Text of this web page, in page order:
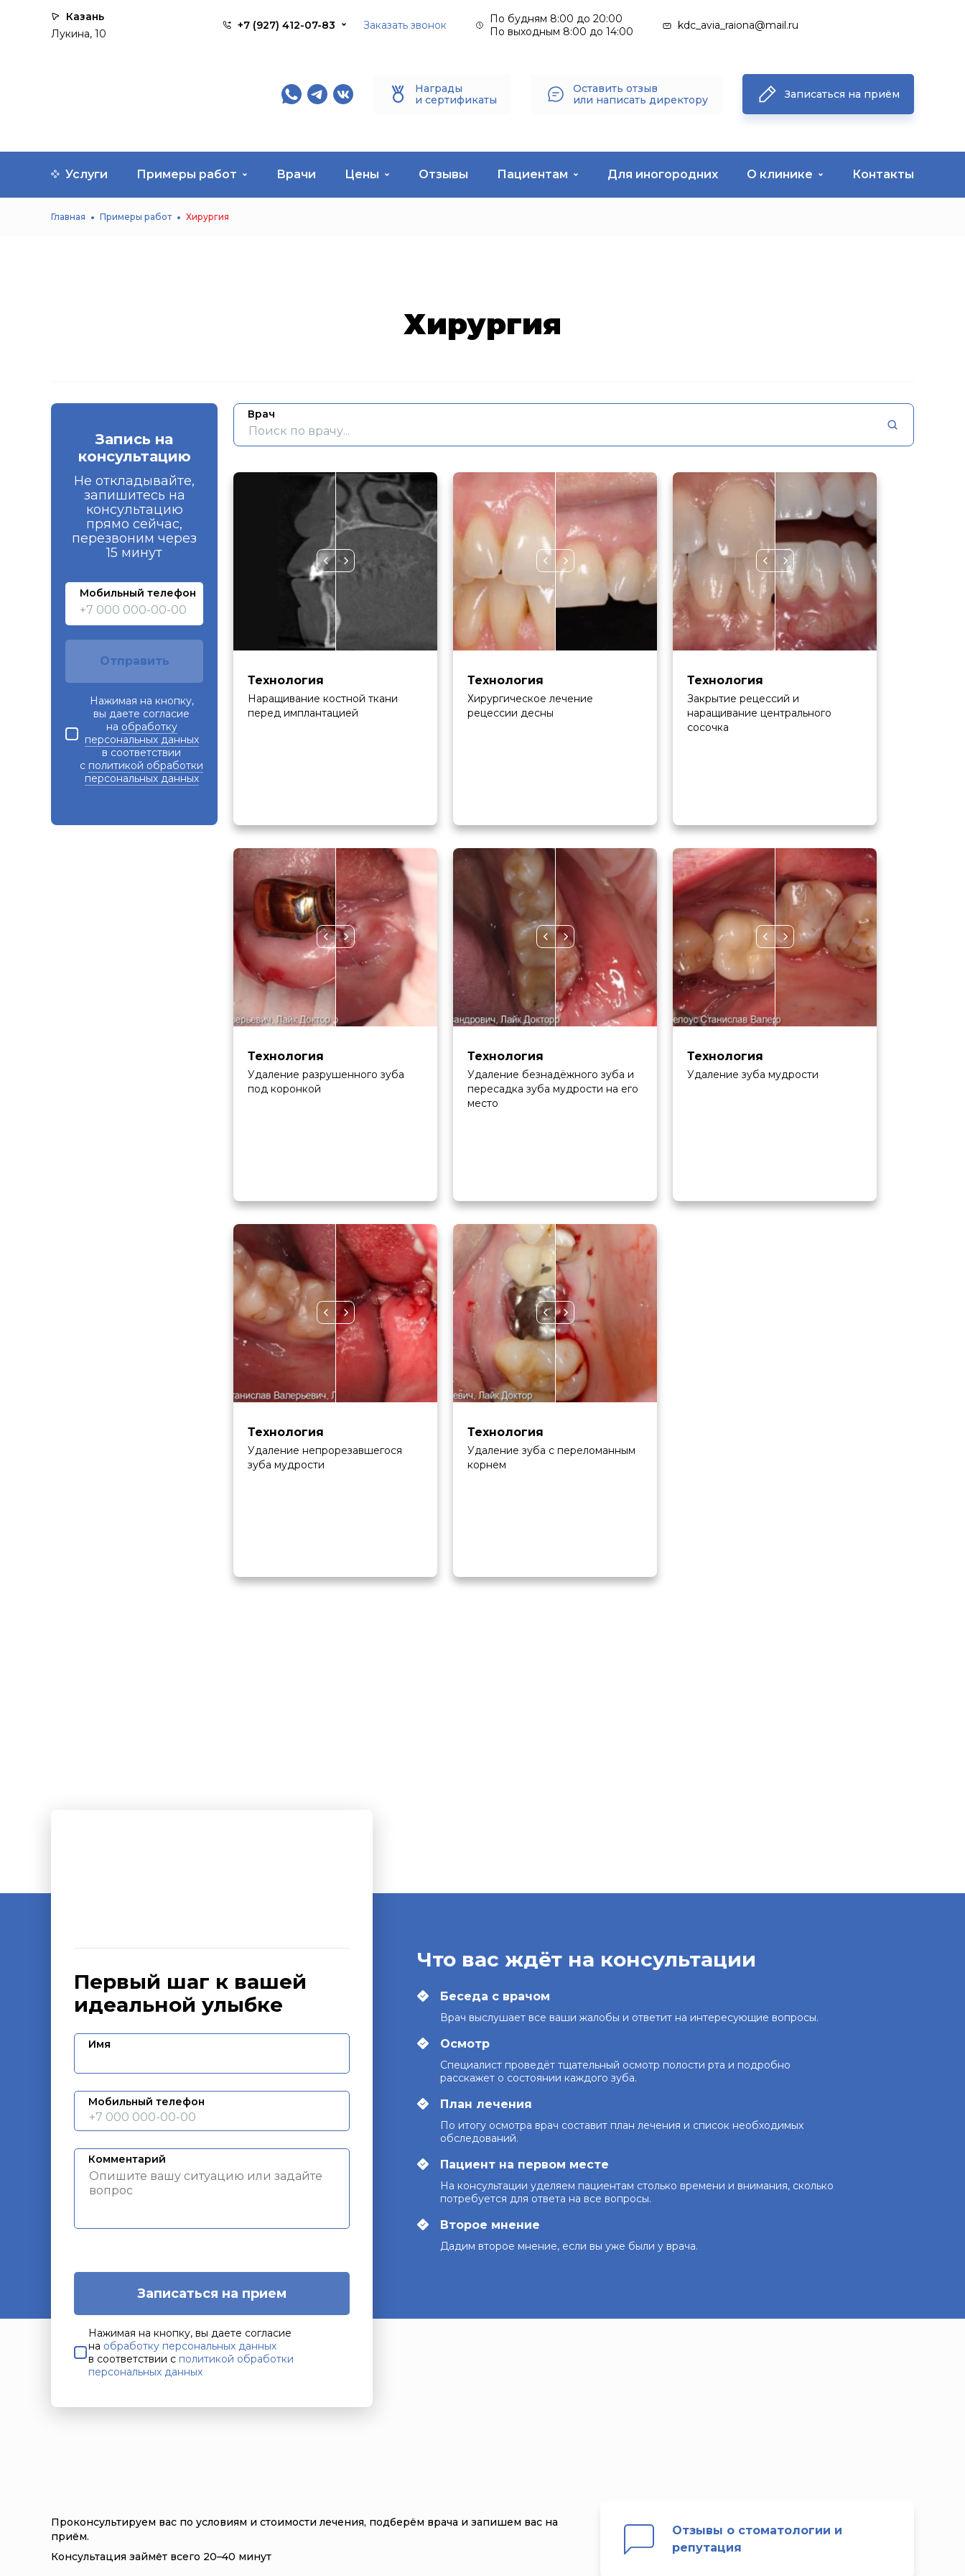
Казань
Лукина, 10
+7 (927) 412-07-83 Заказать звонок
По будням 8:00 до 20:00
По выходным 8:00 до 14:00
kdc_avia_raiona@mail.ru
Награды
и сертификаты
Оставить отзыв
или написать директору
Записаться на приём
Услуги Примеры работ Врачи Цены Отзывы Пациентам Для иногородних О клинике Контакты
Главная Примеры работ Хирургия
Хирургия
Запись на
консультацию
Не откладывайте,
запишитесь на
консультацию
прямо сейчас,
перезвоним через
15 минут
Мобильный телефон
Отправить
Нажимая на кнопку,
вы даете согласие
на обработку
персональных данных
в соответствии
с политикой обработки
персональных данных
Врач
Технология
Наращивание костной ткани
перед имплантацией
Технология
Хирургическое лечение
рецессии десны
Технология
Закрытие рецессий и
наращивание центрального
сосочка
Технология
Удаление разрушенного зуба
под коронкой
Технология
Удаление безнадёжного зуба и
пересадка зуба мудрости на его
место
Технология
Удаление зуба мудрости
Технология
Удаление непрорезавшегося
зуба мудрости
Технология
Удаление зуба с переломанным
корнем
Первый шаг к вашей
идеальной улыбке
Имя
Мобильный телефон
Комментарий
Записаться на прием
Нажимая на кнопку, вы даете согласие
на обработку персональных данных
в соответствии с политикой обработки
персональных данных
Что вас ждёт на консультации
Беседа с врачом
Врач выслушает все ваши жалобы и ответит на интересующие вопросы.
Осмотр
Специалист проведёт тщательный осмотр полости рта и подробно
расскажет о состоянии каждого зуба.
План лечения
По итогу осмотра врач составит план лечения и список необходимых
обследований.
Пациент на первом месте
На консультации уделяем пациентам столько времени и внимания, сколько
потребуется для ответа на все вопросы.
Второе мнение
Дадим второе мнение, если вы уже были у врача.
Проконсультируем вас по условиям и стоимости лечения, подберём врача и запишем вас на
приём.
Консультация займёт всего 20–40 минут
Отзывы о стоматологии и
репутация